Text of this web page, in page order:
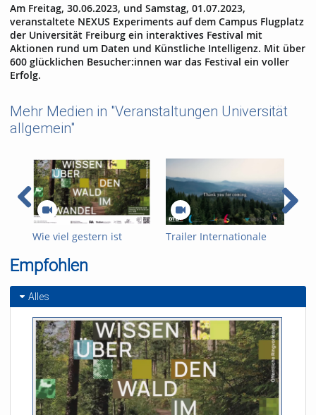
Am Freitag, 30.06.2023, und Samstag, 01.07.2023,
veranstaltete NEXUS Experiments auf dem Campus Flugplatz
der Universität Freiburg ein interaktives Festival mit
Aktionen rund um Daten und Künstliche Intelligenz. Mit über
600 glücklichen Besucher:innen war das Festival ein voller
Erfolg.
Mehr Medien in "Veranstaltungen Universität
allgemein"
Wie viel gestern ist
zwischen historischer
Verklärung und
Zukunftsfähigkeit.
Trailer Internationale
Empfohlen
Alles